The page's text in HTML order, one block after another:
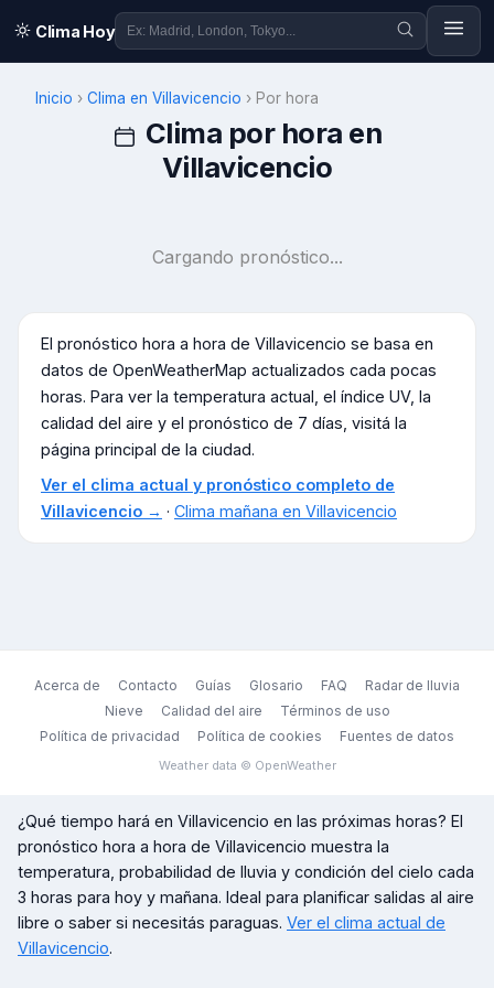
Clima Hoy
Inicio › Clima en Villavicencio › Por hora
Clima por hora en
Villavicencio
Cargando pronóstico...
El pronóstico hora a hora de Villavicencio se basa en
datos de OpenWeatherMap actualizados cada pocas
horas. Para ver la temperatura actual, el índice UV, la
calidad del aire y el pronóstico de 7 días, visitá la
página principal de la ciudad.
Ver el clima actual y pronóstico completo de
Villavicencio → · Clima mañana en Villavicencio
Acerca de Contacto Guías Glosario FAQ
Radar de lluvia
Nieve
Calidad del aire
Términos de uso
Política de privacidad
Política de cookies Fuentes de datos
Weather data © OpenWeather
¿Qué tiempo hará en Villavicencio en las próximas horas? El
pronóstico hora a hora de Villavicencio muestra la
temperatura, probabilidad de lluvia y condición del cielo cada
3 horas para hoy y mañana. Ideal para planificar salidas al aire
libre o saber si necesitás paraguas. Ver el clima actual de
Villavicencio.